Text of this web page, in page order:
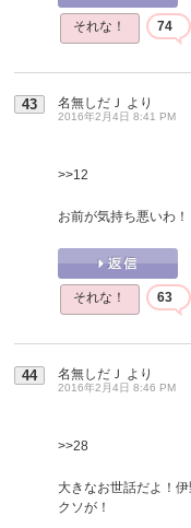
それな！ 74
43 名無しだＪ より
2016年2月4日 8:41 PM
>>12
お前が気持ち悪いわ！
それな！ 63
44 名無しだＪ より
2016年2月4日 8:46 PM
>>28
大きなお世話だよ！
クソが！